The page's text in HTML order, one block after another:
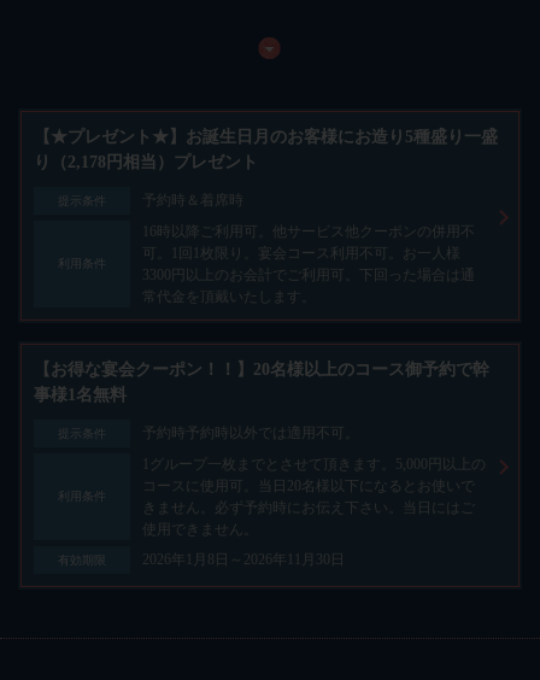
【★プレゼント★】お誕生日月のお客様にお造り5種盛り一盛
り（2,178円相当）プレゼント
提示条件 予約時＆着席時
利用条件
16時以降ご利用可。他サービス他クーポンの併用不
可。1回1枚限り。宴会コース利用不可。お一人様
3300円以上のお会計でご利用可。下回った場合は通
常代金を頂戴いたします。
【お得な宴会クーポン！！】20名様以上のコース御予約で幹
事様1名無料
提示条件 予約時予約時以外では適用不可。
利用条件
1グループ一枚までとさせて頂きます。5,000円以上の
コースに使用可。当日20名様以下になるとお使いで
きません。必ず予約時にお伝え下さい。当日にはご
使用できません。
有効期限 2026年1月8日～2026年11月30日